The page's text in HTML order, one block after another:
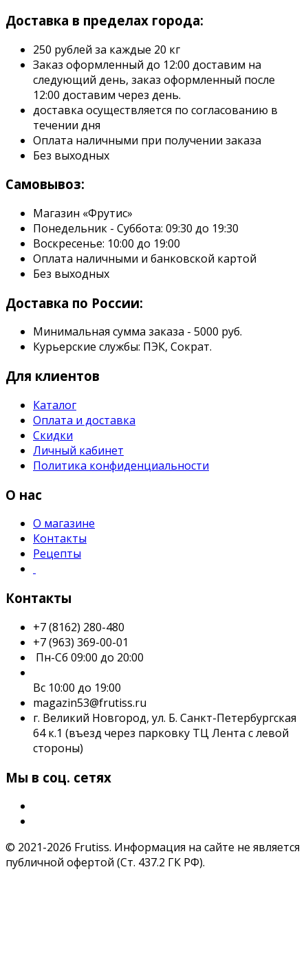
Доставка в пределах города:
250 рублей за каждые 20 кг
Заказ оформленный до 12:00 доставим на
следующий день, заказ оформленный после
12:00 доставим через день.
доставка осуществляется по согласованию в
течении дня
Оплата наличными при получении заказа
Без выходных
Самовывоз:
Магазин «Фрутис»
Понедельник - Суббота: 09:30 до 19:30
Воскресенье: 10:00 до 19:00
Оплата наличными и банковской картой
Без выходных
Доставка по России:
Минимальная сумма заказа - 5000 руб.
Курьерские службы: ПЭК, Сократ.
Для клиентов
Каталог
Оплата и доставка
Скидки
Личный кабинет
Политика конфиденциальности
О нас
О магазине
Контакты
Рецепты
Контакты
+7 (8162) 280-480
+7 (963) 369-00-01
Пн-Сб 09:00 до 20:00
Вс 10:00 до 19:00
magazin53@frutiss.ru
г. Великий Новгород, ул. Б. Санкт-Петербургская
64 к.1 (въезд через парковку ТЦ Лента с левой
стороны)
Мы в соц. сетях
© 2021-2026 Frutiss. Информация на сайте не является
публичной офертой (Ст. 437.2 ГК РФ).